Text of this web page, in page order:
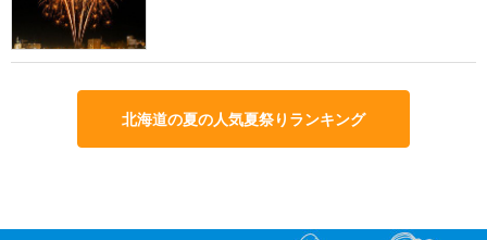
北海道の夏の人気夏祭りランキング